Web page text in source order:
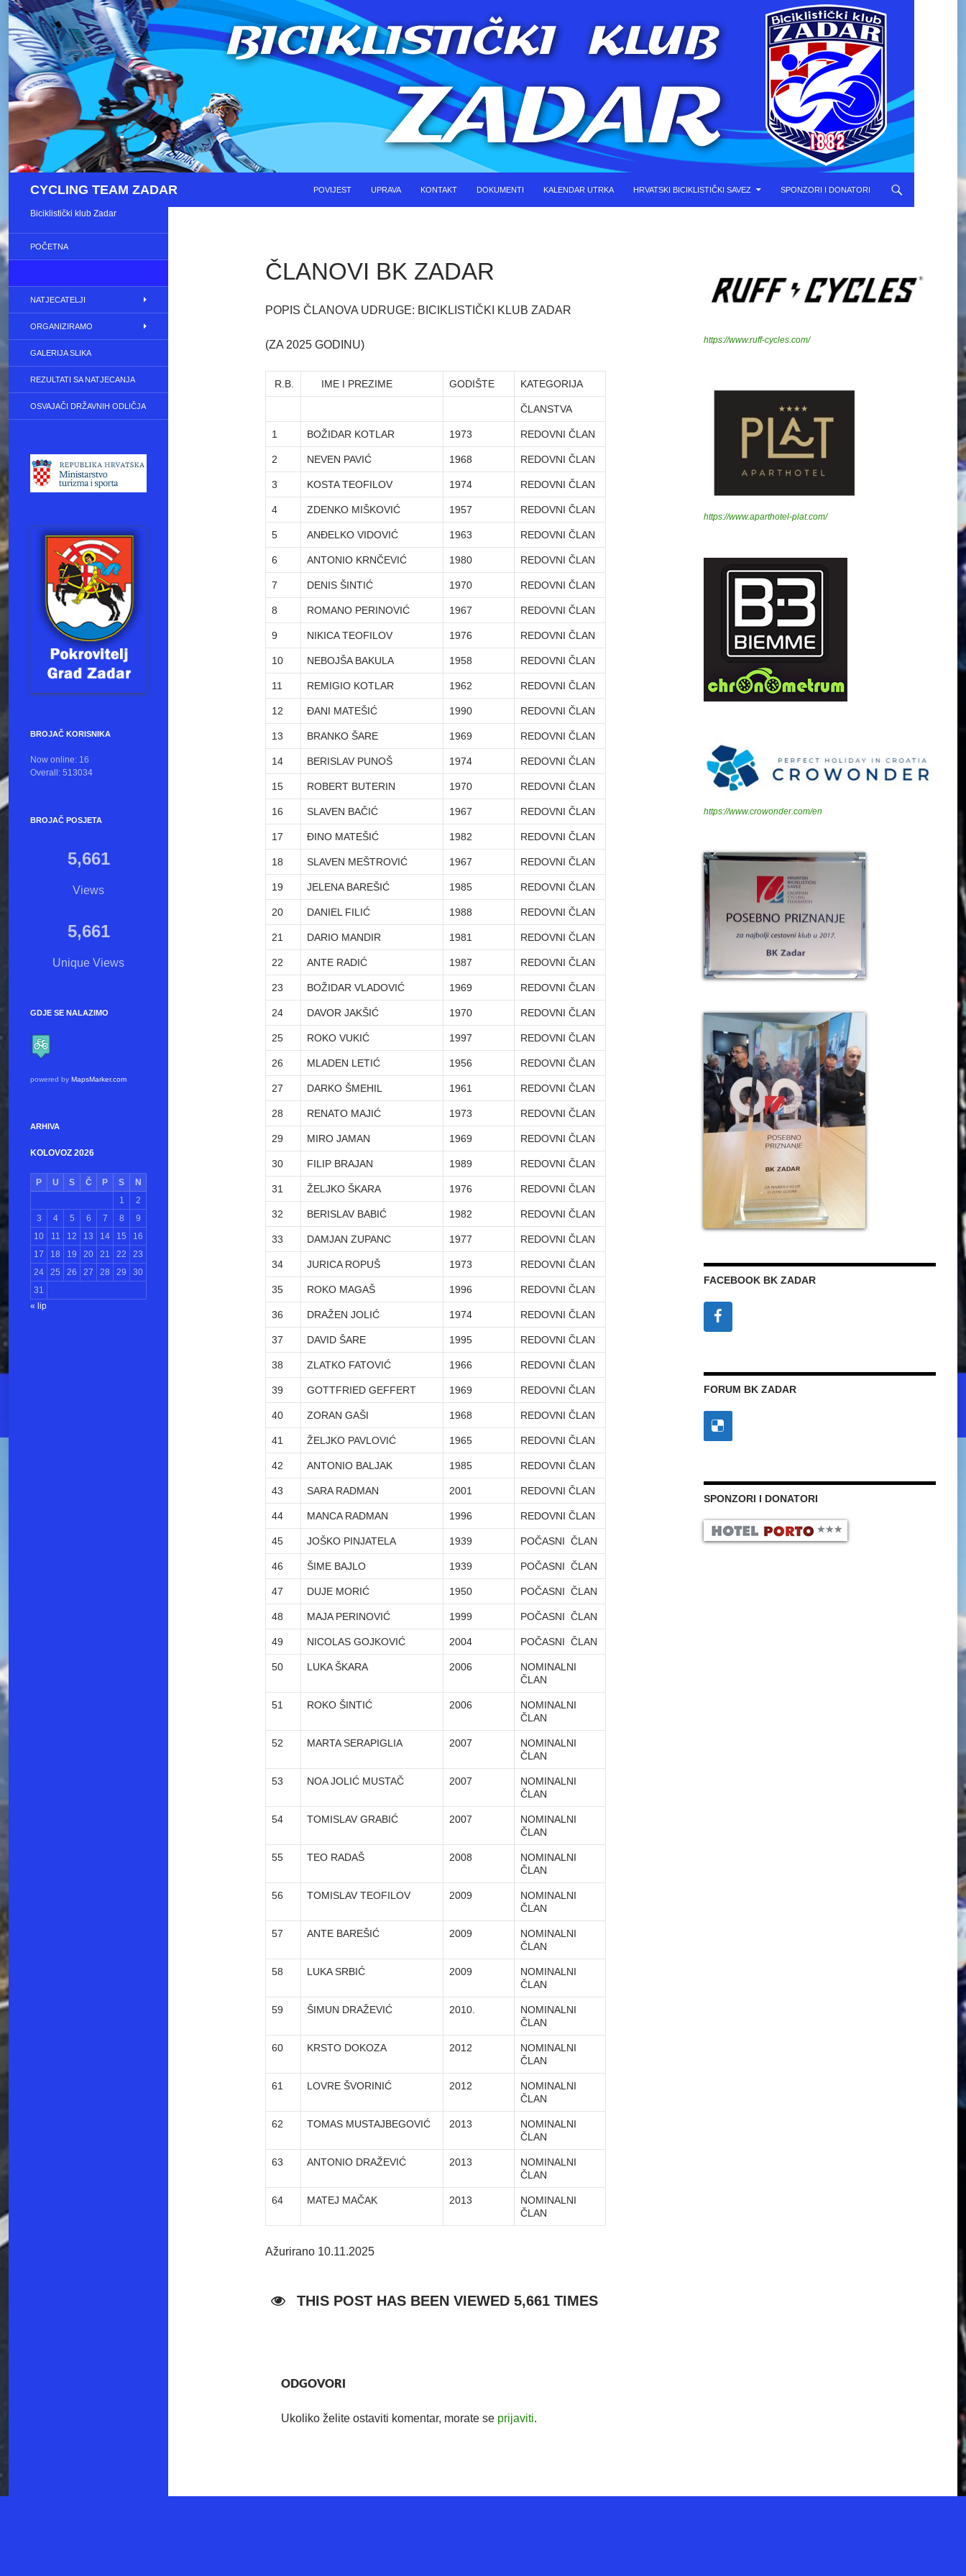
CYCLING TEAM ZADAR
POVIJEST
UPRAVA KONTAKT DOKUMENTI KALENDAR UTRKA HRVATSKI BICIKLISTIČKI SAVEZ SPONZORI I DONATORI
ČLANOVI BK ZADAR
POPIS ČLANOVA UDRUGE: BICIKLISTIČKI KLUB ZADAR
(ZA 2025 GODINU)
R.B. IME I PREZIME GODIŠTE KATEGORIJA
ČLANSTVA
1 BOŽIDAR KOTLAR 1973 REDOVNI ČLAN
2 NEVEN PAVIĆ 1968 REDOVNI ČLAN
3 KOSTA TEOFILOV 1974 REDOVNI ČLAN
4 ZDENKO MIŠKOVIĆ 1957 REDOVNI ČLAN
5 ANĐELKO VIDOVIĆ 1963 REDOVNI ČLAN
6 ANTONIO KRNČEVIĆ 1980 REDOVNI ČLAN
7 DENIS ŠINTIĆ 1970 REDOVNI ČLAN
8 ROMANO PERINOVIĆ 1967 REDOVNI ČLAN
9 NIKICA TEOFILOV 1976 REDOVNI ČLAN
10 NEBOJŠA BAKULA 1958 REDOVNI ČLAN
11 REMIGIO KOTLAR 1962 REDOVNI ČLAN
12 ĐANI MATEŠIĆ 1990 REDOVNI ČLAN
13 BRANKO ŠARE 1969 REDOVNI ČLAN
14 BERISLAV PUNOŠ 1974 REDOVNI ČLAN
15 ROBERT BUTERIN 1970 REDOVNI ČLAN
16 SLAVEN BAČIĆ 1967 REDOVNI ČLAN
17 ĐINO MATEŠIĆ 1982 REDOVNI ČLAN
18 SLAVEN MEŠTROVIĆ 1967 REDOVNI ČLAN
19 JELENA BAREŠIĆ 1985 REDOVNI ČLAN
20 DANIEL FILIĆ 1988 REDOVNI ČLAN
21 DARIO MANDIR 1981 REDOVNI ČLAN
22 ANTE RADIĆ 1987 REDOVNI ČLAN
23 BOŽIDAR VLADOVIĆ 1969 REDOVNI ČLAN
24 DAVOR JAKŠIĆ 1970 REDOVNI ČLAN
25 ROKO VUKIĆ 1997 REDOVNI ČLAN
26 MLADEN LETIĆ 1956 REDOVNI ČLAN
27 DARKO ŠMEHIL 1961 REDOVNI ČLAN
28 RENATO MAJIĆ 1973 REDOVNI ČLAN
29 MIRO JAMAN 1969 REDOVNI ČLAN
30 FILIP BRAJAN 1989 REDOVNI ČLAN
31 ŽELJKO ŠKARA 1976 REDOVNI ČLAN
32 BERISLAV BABIĆ 1982 REDOVNI ČLAN
33 DAMJAN ZUPANC 1977 REDOVNI ČLAN
34 JURICA ROPUŠ 1973 REDOVNI ČLAN
35 ROKO MAGAŠ 1996 REDOVNI ČLAN
36 DRAŽEN JOLIĆ 1974 REDOVNI ČLAN
37 DAVID ŠARE 1995 REDOVNI ČLAN
38 ZLATKO FATOVIĆ 1966 REDOVNI ČLAN
39 GOTTFRIED GEFFERT 1969 REDOVNI ČLAN
40 ZORAN GAŠI 1968 REDOVNI ČLAN
41 ŽELJKO PAVLOVIĆ 1965 REDOVNI ČLAN
42 ANTONIO BALJAK 1985 REDOVNI ČLAN
43 SARA RADMAN 2001 REDOVNI ČLAN
44 MANCA RADMAN 1996 REDOVNI ČLAN
45 JOŠKO PINJATELA 1939 POČASNI ČLAN
46 ŠIME BAJLO 1939 POČASNI ČLAN
47 DUJE MORIĆ 1950 POČASNI ČLAN
48 MAJA PERINOVIĆ 1999 POČASNI ČLAN
49 NICOLAS GOJKOVIĆ 2004 POČASNI ČLAN
50 LUKA ŠKARA 2006
NOMINALNI
ČLAN
51 ROKO ŠINTIĆ 2006
NOMINALNI
ČLAN
52 MARTA SERAPIGLIA 2007
NOMINALNI
ČLAN
53 NOA JOLIĆ MUSTAČ 2007
NOMINALNI
ČLAN
54 TOMISLAV GRABIĆ 2007
NOMINALNI
ČLAN
55 TEO RADAŠ 2008
NOMINALNI
ČLAN
56 TOMISLAV TEOFILOV 2009
NOMINALNI
ČLAN
57 ANTE BAREŠIĆ 2009
NOMINALNI
ČLAN
58 LUKA SRBIĆ 2009
NOMINALNI
ČLAN
59 ŠIMUN DRAŽEVIĆ 2010.
NOMINALNI
ČLAN
60 KRSTO DOKOZA 2012
NOMINALNI
ČLAN
61 LOVRE ŠVORINIĆ 2012
NOMINALNI
ČLAN
62 TOMAS MUSTAJBEGOVIĆ 2013
NOMINALNI
ČLAN
63 ANTONIO DRAŽEVIĆ 2013
NOMINALNI
ČLAN
64 MATEJ MAČAK 2013
NOMINALNI
ČLAN
Ažurirano 10.11.2025
THIS POST HAS BEEN VIEWED5,661 TIMES
ODGOVORI
Ukoliko želite ostaviti komentar, morate se prijaviti.
https://www.ruff-cycles.com/
https://www.aparthotel-plat.com/
https://www.crowonder.com/en
FACEBOOK BK ZADAR
FORUM BK ZADAR
SPONZORI I DONATORI
Biciklistički klub Zadar
POČETNA
NATJECATELJI
ORGANIZIRAMO
GALERIJA SLIKA
REZULTATI SA NATJECANJA
OSVAJAČI DRŽAVNIH ODLIČJA
BROJAČ KORISNIKA
Now online: 16
Overall: 513034
BROJAČ POSJETA
5,661
Views
5,661
Unique Views
GDJE SE NALAZIMO
powered by MapsMarker.com
ARHIVA
KOLOVOZ 2026
P U S Č P S
N
1
2
3
4 5 6 7 8
9
10
11 12 13 14 15
16
17
18 19 20 21 22
23
24
25 26 27 28 29
30
31
« lip